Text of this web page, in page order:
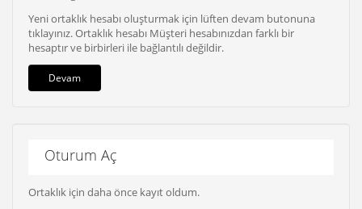
Yeni ortaklık hesabı oluşturmak için lüften devam butonuna
tıklayınız. Ortaklık hesabı Müşteri hesabınızdan farklı bir
hesaptır ve birbirleri ile bağlantılı değildir.
Devam
Oturum Aç
Ortaklık için daha önce kayıt oldum.